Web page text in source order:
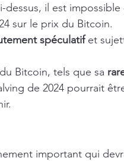
dessus, il est impossible
sur le prix du Bitcoin.
spéculatif et
Bitcoin, tels que sa
de 2024 pourrait
important qui